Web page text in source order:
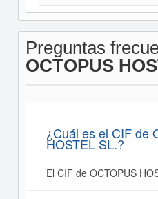
Preguntas
OCTOPUS
¿Cuál es el CIF de
HOSTEL SL.?
El CIF de OCTOPUS